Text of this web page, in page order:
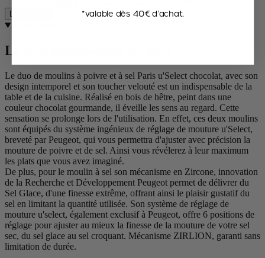
Description
Le duo sublimateur du goût
Le duo de moulins à poivre et à sel Paris u'Select chocolat, avec son
design intemporel et son toucher velouté est un indispensable de la
table et de la cuisine. Réalisé en bois de hêtre, peint dans une
couleur chocolat gourmande, il éveille les sens au regard. Cette
sensation se prolonge lors de l'utilisation. En effet, ces deux moulins
sont équipés du système ingénieux de réglage de mouture u'Select,
breveté par Peugeot, qui vous permettra d'ajuster avec précision la
mouture de poivre et de sel. Ainsi vous révélerez à leur maximum
les plats que vous avez imaginé.
De plus, pour le moulin à sel son mécanisme en Zircone, innovation
de la Recherche et Développement Peugeot permet de délivrer du
Sel Glace, d'une finesse extrême, offrant ainsi le plaisir gustatif du
sel en limitant la quantité utilisée. Son système de réglage de
mouture u'select, également exclusif à Peugeot, offre 6 positions de
réglage pour ajuster au mieux la finesse de la mouture de votre sel
sec, du sel glace au sel croquant. Mécanisme ZIRLION, garanti sans
limitation de durée.
*valable dès 40€ d’achat.